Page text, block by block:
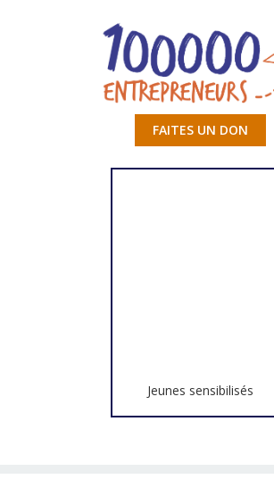
FAITES UN DON
Jeunes sensibilisés